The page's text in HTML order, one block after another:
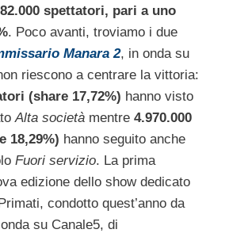
spettatori, pari a uno
. Poco avanti, troviamo i due
Manara 2, in onda su
riescono a centrare la vittoria:
(share 17,72%) hanno visto
Alta società mentre 4.970.000
18,29%) hanno seguito anche
Fuori servizio. La prima
edizione dello show dedicato
condotto quest’anno da
su Canale5, di